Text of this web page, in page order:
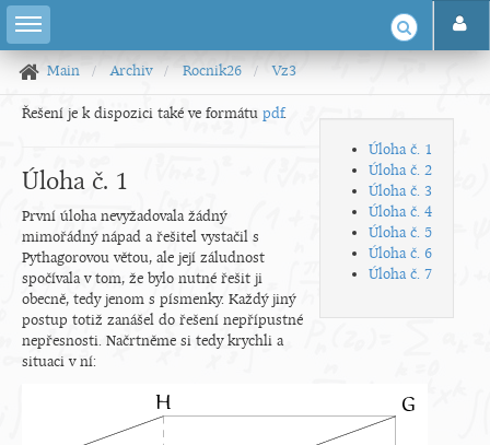
Main Archiv Rocnik26 Vz3
Úloha č. 1
Úloha č. 2
Úloha č. 3
Úloha č. 4
Úloha č. 5
Úloha č. 6
Úloha č. 7
Řešení je k dispozici také ve formátu pdf.
Úloha č. 1
První úloha nevyžadovala žádný
mimořádný nápad a řešitel vystačil s
Pythagorovou větou, ale její záludnost
spočívala v tom, že bylo nutné řešit ji
obecně, tedy jenom s písmenky. Každý jiný
postup totiž zanášel do řešení nepřípustné
nepřesnosti. Načrtněme si tedy krychli a
situaci v ní: